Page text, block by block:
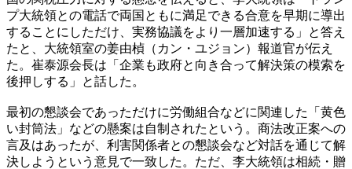
プ大統領との電話で両国ともに満足できる合意を早期に導出
することにしただけ、実務協議をより一層加速する」と答え
たと、大統領室の姜由楨（カン・ユジョン）報道官が伝え
た。崔泰源会長は「企業も政府と向き合って解決策の模索を
後押しする」と話した。
最初の懇談会であっただけに労働組合などに関連した「黄色
い封筒法」などの懸案は自制されたという。商法改正案への
言及はあったが、利害関係者との懇談会など対話を通じて解
決しようという意見で一致した。ただ、李大統領は相続・贈